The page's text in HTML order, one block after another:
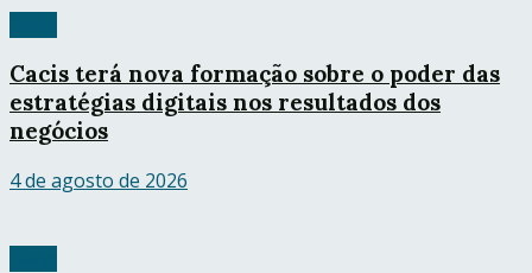
Cacis terá nova formação sobre o poder das
estratégias digitais nos resultados dos
negócios
4 de agosto de 2026